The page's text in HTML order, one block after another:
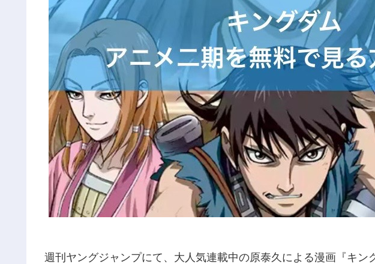
週刊ヤングジャンプにて、大人気連載中の原泰久による漫画『キン